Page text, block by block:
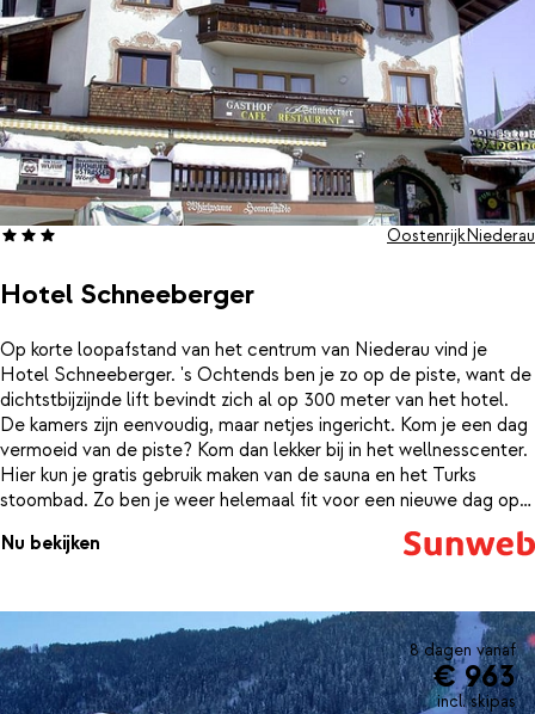
Hotel Schneeberger
OostenrijkNiederau
Op korte loopafstand van het centrum van Niederau vind je
Hotel Schneeberger. 's Ochtends ben je zo op de piste, want de
dichtstbijzijnde lift bevindt zich al op 300 meter van het hotel.
De kamers zijn eenvoudig, maar netjes ingericht. Kom je een dag
vermoeid van de piste? Kom dan lekker bij in het wellnesscenter.
Hier kun je gratis gebruik maken van de sauna en het Turks
stoombad. Zo ben je weer helemaal fit voor een nieuwe dag op
Nu bekijken
8 dagen vanaf
€ 963
incl. skipas